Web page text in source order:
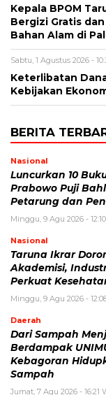
Kepala BPOM
Bergizi Gratis
Bahan Alam di
Sabtu, 1 Agustus 2026 -
Keterlibatan
Kebijakan
BERITA
Nasional
Luncurkan 10
Prabowo Puji
Petarung dan
Minggu, 9 Agu 2026 -
Nasional
Taruna Ikrar
Akademisi,
Perkuat
Minggu, 9 Agu 2026 -
Daerah
Dari Sampah
Berdampak
Kebagoran
Sampah
Jumat, 7 Agu 2026 - 16:21